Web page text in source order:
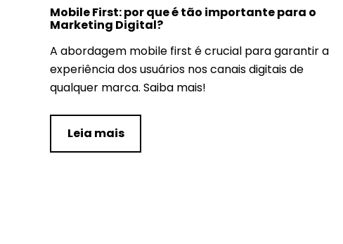
Mobile First: por que é tão importante para o
Marketing Digital?
A abordagem mobile first é crucial para garantir a
experiência dos usuários nos canais digitais de
qualquer marca. Saiba mais!
Leia mais